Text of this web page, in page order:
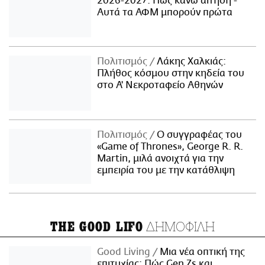
Αυτά τα ΑΦΜ μπορούν πρώτα
Πολιτισμός
Λάκης Χαλκιάς:
Πλήθος κόσμου στην κηδεία του
στο Α' Νεκροταφείο Αθηνών
Πολιτισμός
Ο συγγραφέας του
«Game of Thrones», George R. R.
Martin, μιλά ανοιχτά για την
εμπειρία του με την κατάθλιψη
THE GOOD LIFO ΔΗΜΟΦΙΛΗ
Good Living
Μια νέα οπτική της